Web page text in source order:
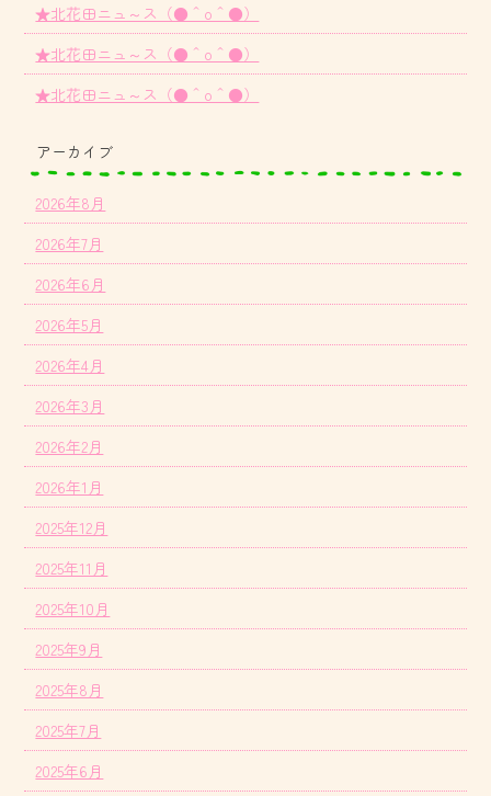
★北花田ニュ～ス（●＾o＾●）
★北花田ニュ～ス（●＾o＾●）
★北花田ニュ～ス（●＾o＾●）
アーカイブ
2026年8月
2026年7月
2026年6月
2026年5月
2026年4月
2026年3月
2026年2月
2026年1月
2025年12月
2025年11月
2025年10月
2025年9月
2025年8月
2025年7月
2025年6月